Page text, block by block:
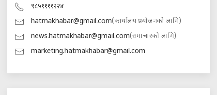
९८५११११२२४
hatmakhabar@gmail.com(कार्यालय प्रयोजनको लागि)
news.hatmakhabar@gmail.com(समाचारको लागि)
marketing.hatmakhabar@gmail.com